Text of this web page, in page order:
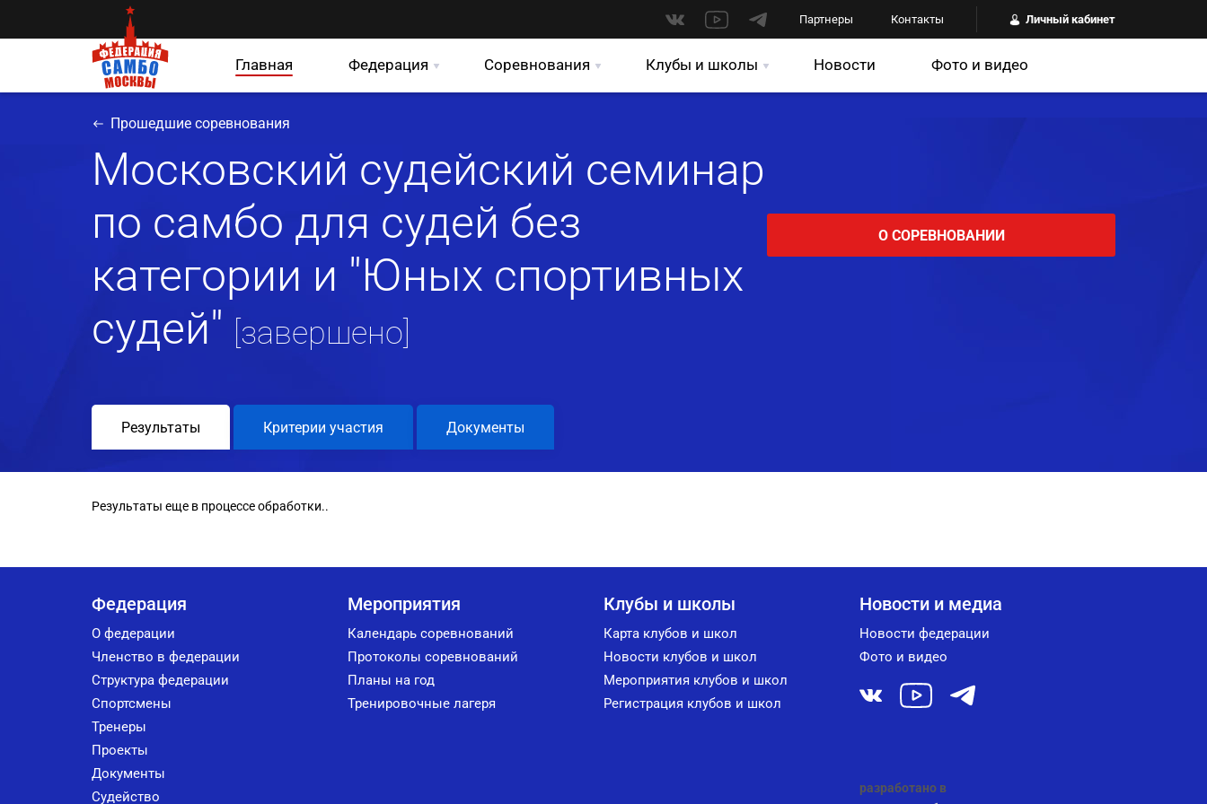
Партнеры Контакты Личный кабинет
Главная Федерация Соревнования Клубы и школы Новости Фото и видео
Прошедшие соревнования
Московский судейский семинар
по самбо для судей без
категории и "Юных спортивных
судей" [завершено]
О СОРЕВНОВАНИИ
Результаты Критерии участия Документы
Результаты еще в процессе обработки..
Федерация
О федерации
Членство в федерации
Структура федерации
Спортсмены
Тренеры
Проекты
Документы
Судейство
Мероприятия
Календарь соревнований
Протоколы соревнований
Планы на год
Тренировочные лагеря
Клубы и школы
Карта клубов и школ
Новости клубов и школ
Мероприятия клубов и школ
Регистрация клубов и школ
Новости и медиа
Новости федерации
Фото и видео
разработано в